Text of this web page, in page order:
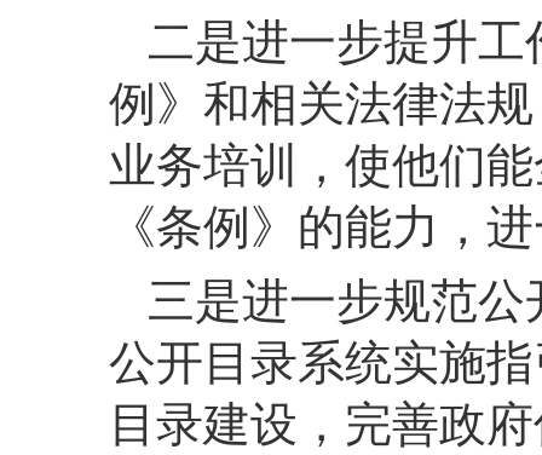
二是进一步提升工
例》和相关法律法
业务培训，使他们
《条例》的能力，
三是进一步规范公
公开目录系统实施
目录建设，完善政